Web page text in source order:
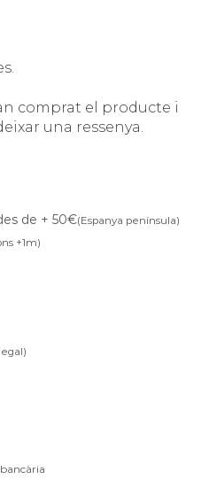
comprat el producte i
una ressenya.
de + 50€(Espanya península)
+1m)